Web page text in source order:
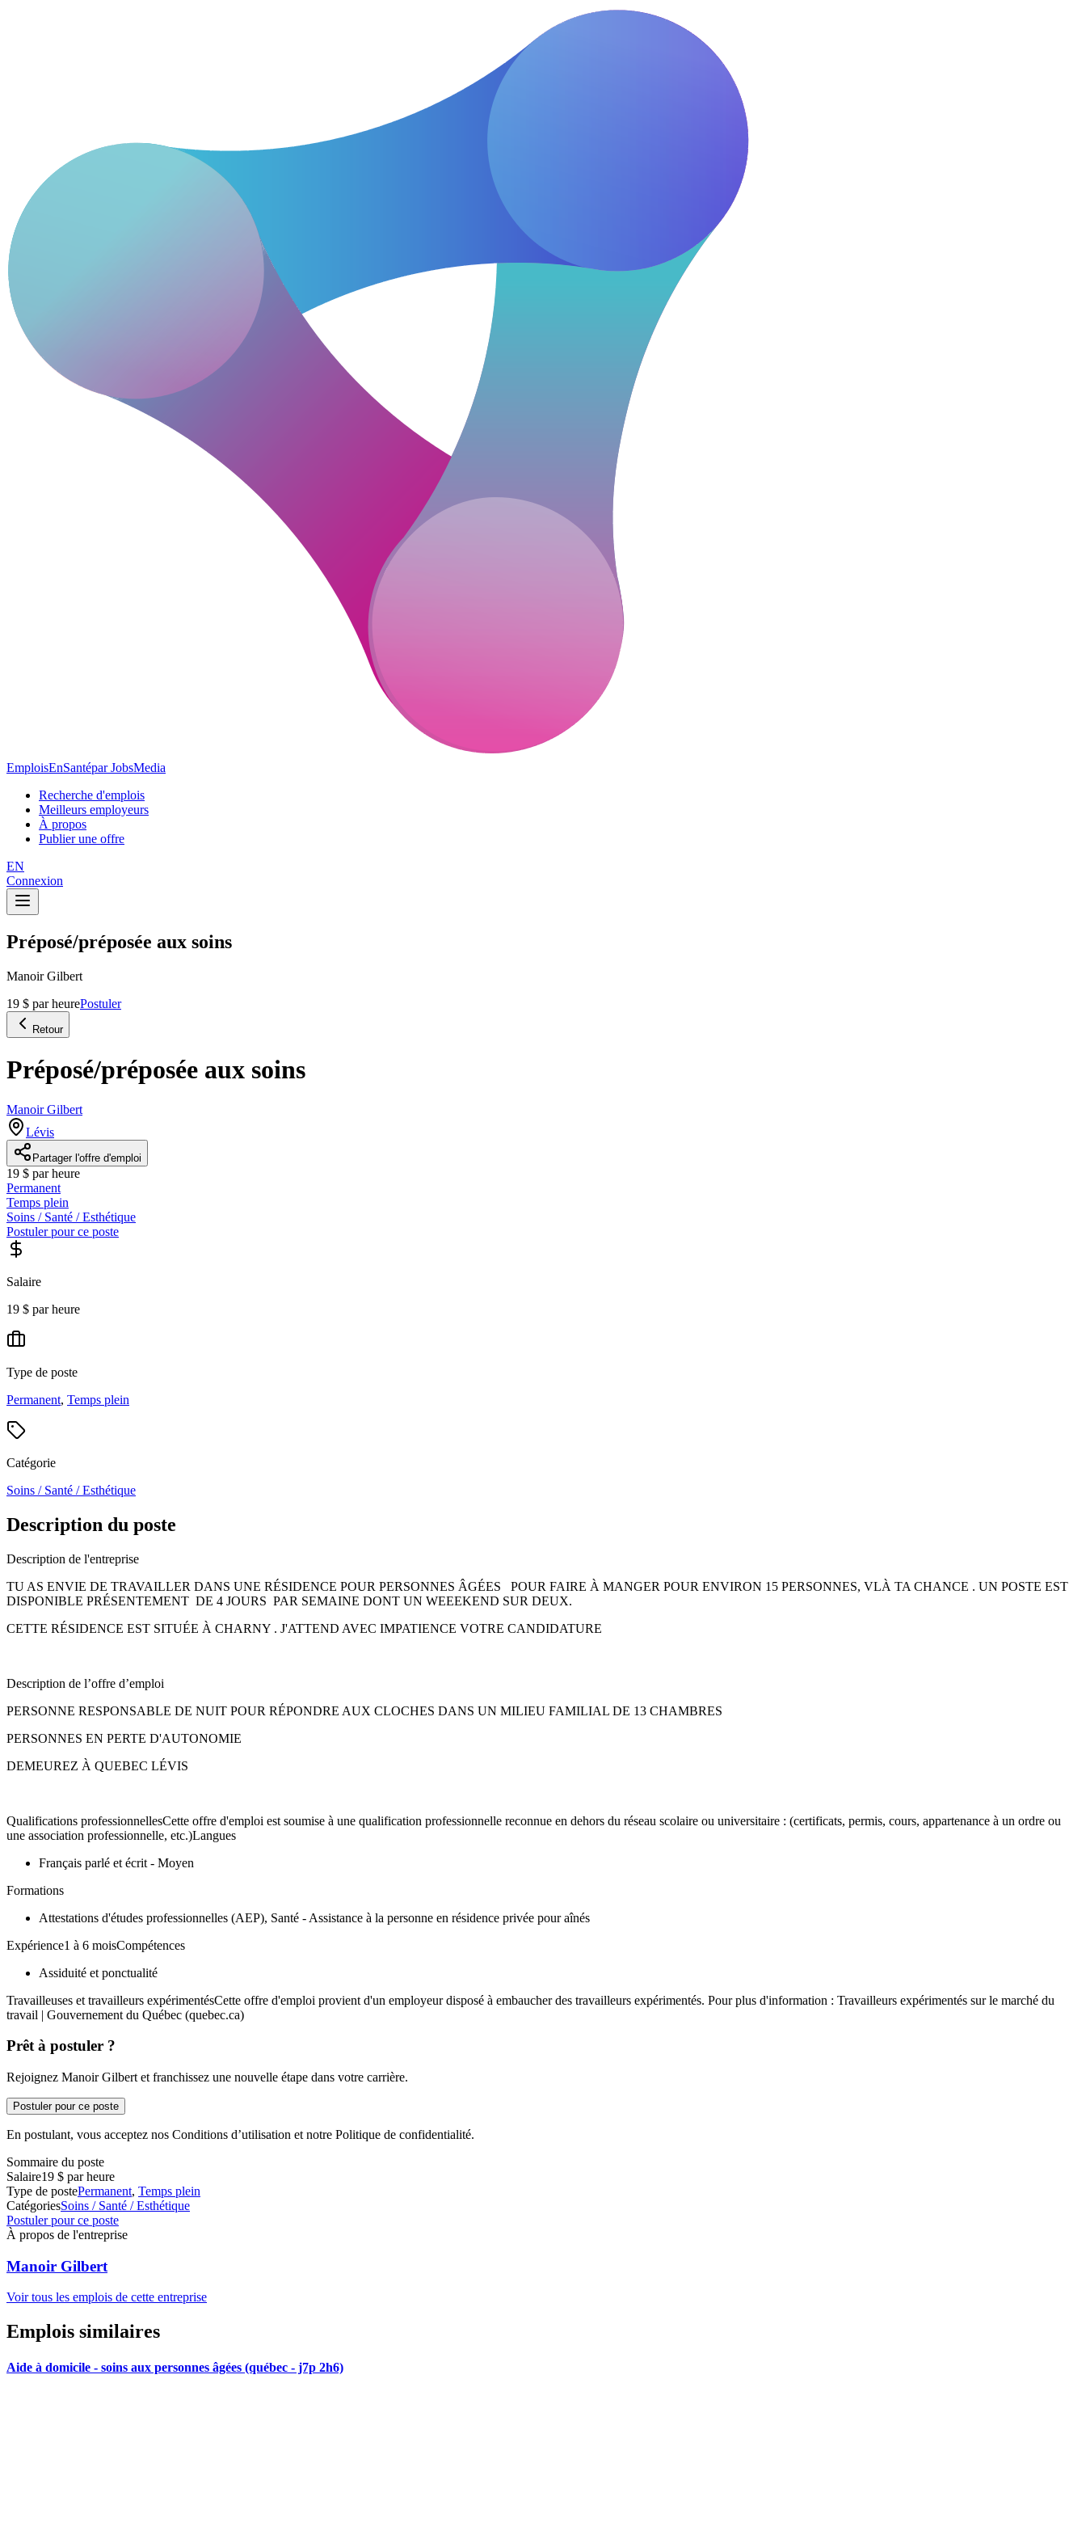
EmploisEnSantépar JobsMedia
Recherche d'emplois
Meilleurs employeurs
À propos
Publier une offre
EN
Connexion
Préposé/préposée aux soins
Manoir Gilbert
19 $ par heurePostuler
Retour
Préposé/préposée aux soins
Manoir Gilbert
Lévis
Partager l'offre d'emploi
19 $ par heure
Permanent
Temps plein
Soins / Santé / Esthétique
Postuler pour ce poste
Salaire
19 $ par heure
Type de poste
Permanent, Temps plein
Catégorie
Soins / Santé / Esthétique
Description du poste
Description de l'entreprise
TU AS ENVIE DE TRAVAILLER DANS UNE RÉSIDENCE POUR PERSONNES ÂGÉES POUR FAIRE À MANGER POUR ENVIRON 15 PERSONNES, VLÀ TA CHANCE . UN POSTE EST
DISPONIBLE PRÉSENTEMENT DE 4 JOURS PAR SEMAINE DONT UN WEEEKEND SUR DEUX.
CETTE RÉSIDENCE EST SITUÉE À CHARNY . J'ATTEND AVEC IMPATIENCE VOTRE CANDIDATURE
Description de l’offre d’emploi
PERSONNE RESPONSABLE DE NUIT POUR RÉPONDRE AUX CLOCHES DANS UN MILIEU FAMILIAL DE 13 CHAMBRES
PERSONNES EN PERTE D'AUTONOMIE
DEMEUREZ À QUEBEC LÉVIS
Qualifications professionnellesCette offre d'emploi est soumise à une qualification professionnelle reconnue en dehors du réseau scolaire ou universitaire : (certificats, permis, cours, appartenance à un ordre ou
une association professionnelle, etc.)Langues
Français parlé et écrit - Moyen
Formations
Attestations d'études professionnelles (AEP), Santé - Assistance à la personne en résidence privée pour aînés
Expérience1 à 6 moisCompétences
Assiduité et ponctualité
Travailleuses et travailleurs expérimentésCette offre d'emploi provient d'un employeur disposé à embaucher des travailleurs expérimentés. Pour plus d'information : Travailleurs expérimentés sur le marché du
travail | Gouvernement du Québec (quebec.ca)
Prêt à postuler ?
Rejoignez Manoir Gilbert et franchissez une nouvelle étape dans votre carrière.
Postuler pour ce poste
En postulant, vous acceptez nos Conditions d’utilisation et notre Politique de confidentialité.
Sommaire du poste
Salaire19 $ par heure
Type de postePermanent, Temps plein
CatégoriesSoins / Santé / Esthétique
Postuler pour ce poste
À propos de l'entreprise
Manoir Gilbert
Voir tous les emplois de cette entreprise
Emplois similaires
Aide à domicile - soins aux personnes âgées (québec - j7p 2h6)